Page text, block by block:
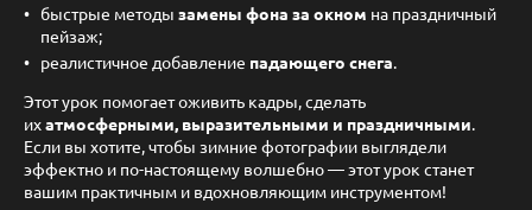
быстрые методы замены фона за окном на праздничный
пейзаж;
реалистичное добавление падающего снега.
Этот урок помогает оживить кадры, сделать
ихатмосферными, выразительными и праздничными.
Если вы хотите, чтобы зимние фотографии выглядели
эффектно и по-настоящему волшебно — этот урок станет
вашим практичным и вдохновляющим инструментом!